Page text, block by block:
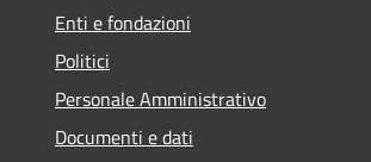
Enti e fondazioni
Politici
Personale Amministrativo
Documenti e dati